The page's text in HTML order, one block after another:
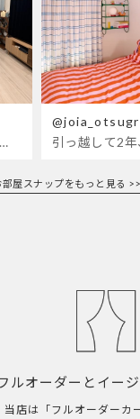
起きが超絶苦手な
ーテンで、部屋全体
引っ越して2
部屋スナップをもっと見る >>
ルオーダーとイー
当店は「フルオーダーカ